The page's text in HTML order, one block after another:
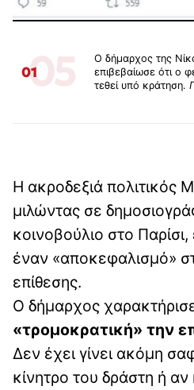
0105
Ο δήμαρχος της
επιβεβαίωσε ότι ο
τεθεί υπό κράτηση.
Η ακροδεξιά πολιτικός
μιλώντας σε
κοινοβούλιο στο
έναν «αποκεφαλισμό»
επίθεσης.
Ο δήμαρχος
«τρομοκρατική» την
Δεν έχει γίνει ακόμη
κίνητρο του δράστη ή αν